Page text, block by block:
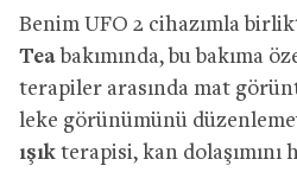
Benim UFO 2 cihazımla
Tea bakımında, bu bakıma
terapiler arasında mat
leke görünümünü
ışık terapisi, kan dolaşımını